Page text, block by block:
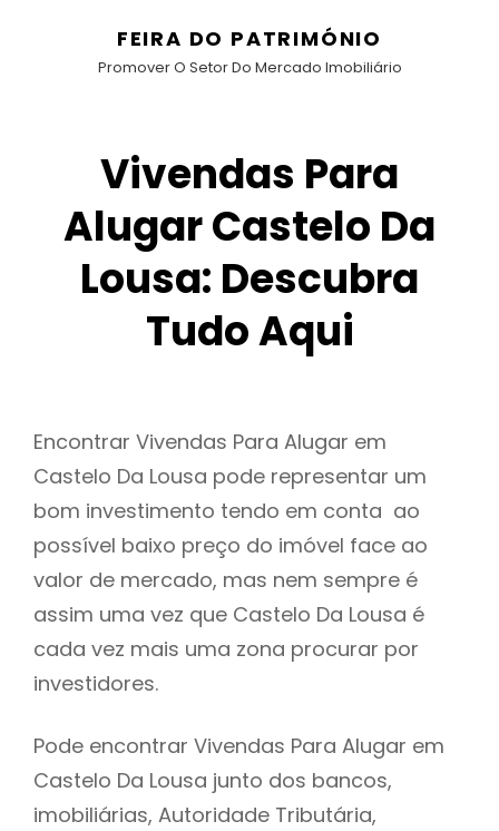
FEIRA DO PATRIMÓNIO
Promover O Setor Do Mercado Imobiliário
Vivendas Para
Alugar Castelo Da
Lousa: Descubra
Tudo Aqui
Encontrar Vivendas Para Alugar em
Castelo Da Lousa pode representar um
bom investimento tendo em conta ao
possível baixo preço do imóvel face ao
valor de mercado, mas nem sempre é
assim uma vez que Castelo Da Lousa é
cada vez mais uma zona procurar por
investidores.
Pode encontrar Vivendas Para Alugar em
Castelo Da Lousa junto dos bancos,
imobiliárias, Autoridade Tributária,